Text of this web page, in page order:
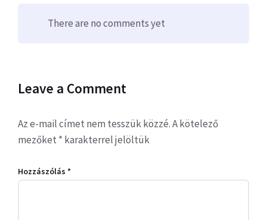
There are no comments yet
Leave a Comment
Az e-mail címet nem tesszük közzé.A kötelező
mezőket * karakterrel jelöltük
Hozzászólás *